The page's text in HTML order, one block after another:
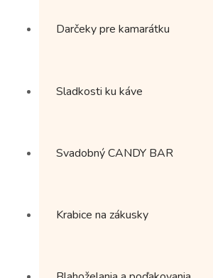
Darčeky pre kamarátku
Sladkosti ku káve
Svadobný CANDY BAR
Krabice na zákusky